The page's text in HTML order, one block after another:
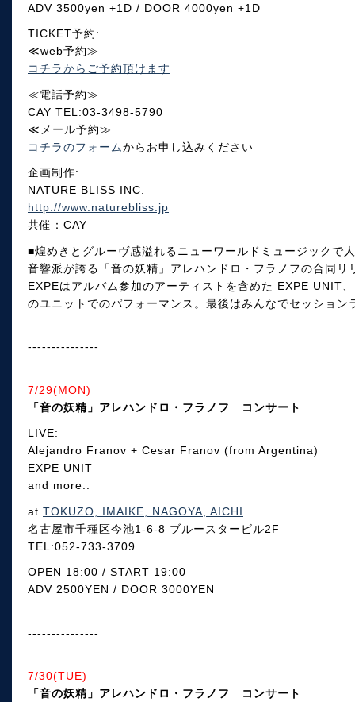
ADV 3500yen +1D / DOOR 4000yen +1D
TICKET予約:
≪web予約≫
コチラからご予約頂けます
≪電話予約≫
CAY TEL:03-3498-5790
≪メール予約≫
コチラのフォームからお申し込みください
企画制作:
NATURE BLISS INC.
http://www.naturebliss.jp
共催：CAY
■煌めきとグルーヴ感溢れるニューワールドミュージックで
音響派が誇る「音の妖精」アレハンドロ・フラノフの合同リ
EXPEはアルバム参加のアーティストを含めた EXPE UNIT
のユニットでのパフォーマンス。最後はみんなでセッション
---------------
7/29(MON)
「音の妖精」アレハンドロ・フラノフ コンサート
LIVE:
Alejandro Franov + Cesar Franov (from Argentina)
EXPE UNIT
and more..
at TOKUZO, IMAIKE, NAGOYA, AICHI
名古屋市千種区今池1-6-8 ブルースタービル2F
TEL:052-733-3709
OPEN 18:00 / START 19:00
ADV 2500YEN / DOOR 3000YEN
---------------
7/30(TUE)
「音の妖精」アレハンドロ・フラノフ コンサート